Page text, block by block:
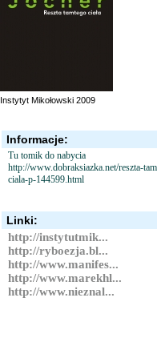
Instytyt Mikołowski 2009
Informacje:
Tu tomik do nabycia
http://www.dobraksiazka.net/reszta-
ciala-p-144599.html
Linki:
http://instytutmik...
http://ryboezja.bl...
http://www.manifes...
http://www.marekhl...
http://www.nieznal...